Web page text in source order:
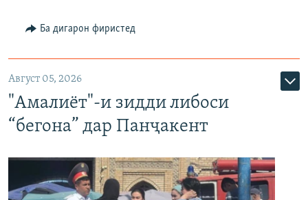
Ба дигарон фиристед
Август 05, 2026
"Амалиёт"-и зидди либоси
“бегона” дар Панҷакент